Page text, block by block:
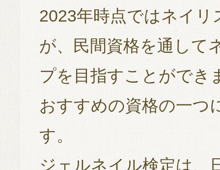
2023年時点ではネイ
が、民間資格を通して
プを目指すことができ
おすすめの資格の一つ
す。
ジェルネイル検定は、